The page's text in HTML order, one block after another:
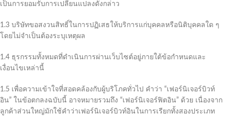
เป็นการยอมรับการเปลี่ยนแปลงดังกล่าว
1.3 บริษัทขอสงวนสิทธิ์ในการปฏิเสธให้บริการแก่บุคคลหรือนิติบุคคลใด ๆ
โดยไม่จำเป็นต้องระบุเหตุผล
1.4 ธุรกรรมทั้งหมดที่ดำเนินการผ่านเว็บไซต์อยู่ภายใต้ข้อกำหนดและ
เงื่อนไขเหล่านี้
1.5 เพื่อความเข้าใจที่สอดคล้องกับผู้บริโภคทั่วไป คำว่า “เฟอร์นิเจอร์บิวท์
อิน” ในข้อตกลงฉบับนี้ อาจหมายรวมถึง “เฟอร์นิเจอร์ฟิตอิน” ด้วย เนื่องจาก
ลูกค้าส่วนใหญ่มักใช้คำว่าเฟอร์นิเจอร์บิวท์อินในการเรียกทั้งสองประเภท